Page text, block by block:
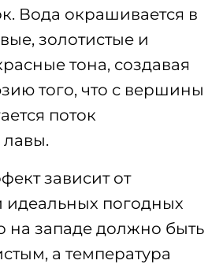
Вода окрашивается в
золотистые и
тона, создавая
того, что с вершины
поток
зависит от
идеальных погодных
на западе должно быть
а температура